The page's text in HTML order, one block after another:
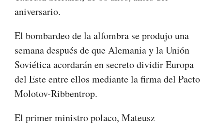
aniversario.
El bombardeo de la alfombra se produjo una
semana después de que Alemania y la Unión
Soviética acordarán en secreto dividir Europa
del Este entre ellos mediante la firma del Pacto
Molotov-Ribbentrop.
El primer ministro polaco, Mateusz